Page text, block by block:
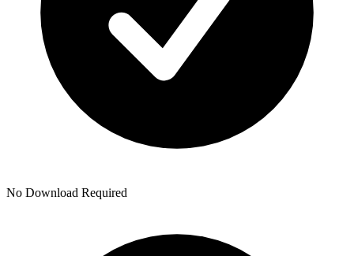
No Download Required